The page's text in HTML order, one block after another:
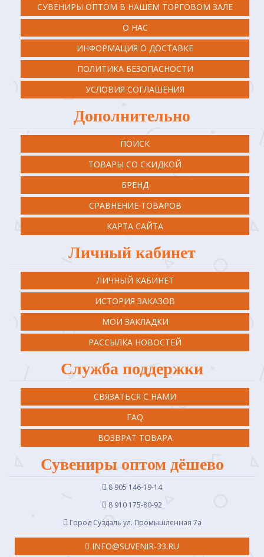
СУВЕНИРЫ ОПТОМ В НАШЕМ ТОРГОВОМ ЗАЛЕ
О НАС
ИНФОРМАЦИЯ О ДОСТАВКЕ
ПОЛИТИКА БЕЗОПАСНОСТИ
УСЛОВИЯ СОГЛАШЕНИЯ
Дополнительно
ПОИСК
ТОВАРЫ СО СКИДКОЙ
БРЕНД
СРАВНЕНИЕ ТОВАРОВ
КАРТА САЙТА
Личный кабинет
ЛИЧНЫЙ КАБИНЕТ
ИСТОРИЯ ЗАКАЗОВ
МОИ ЗАКЛАДКИ
РАССЫЛКА НОВОСТЕЙ
Служба поддержки
СВЯЗАТЬСЯ С НАМИ
FAQ
ВОЗВРАТ ТОВАРА
Сувениры оптом дёшево
8 905 146-19-14
8 910 175-80-92
Город Суздаль ул. Промышленная 7a
INFO@SUVENIR-33.RU